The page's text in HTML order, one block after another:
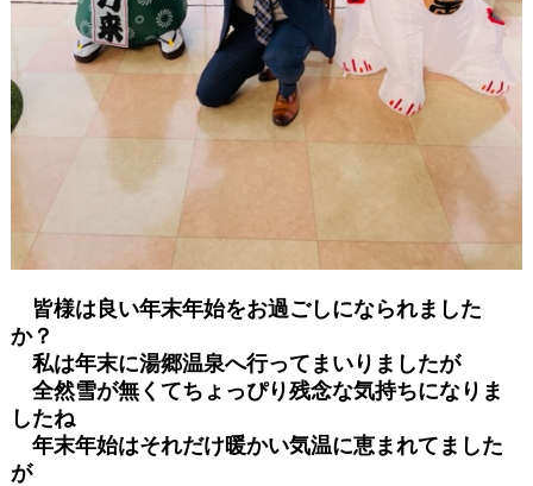
皆様は良い年末年始をお過ごしになられました
か？
私は年末に湯郷温泉へ行ってまいりましたが
全然雪が無くてちょっぴり残念な気持ちになりま
したね
年末年始はそれだけ暖かい気温に恵まれてました
が